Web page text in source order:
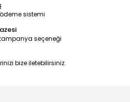
sistemi
seçeneği
bize iletebilirsiniz.